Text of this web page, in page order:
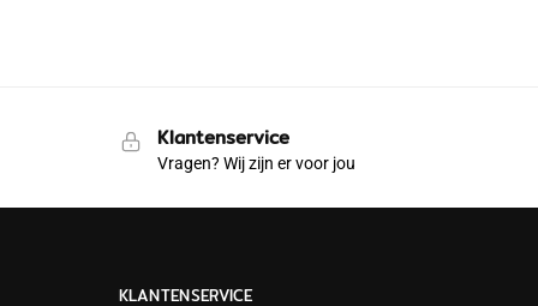
Klantenservice
Vragen? Wij zijn er voor jou
KLANTENSERVICE